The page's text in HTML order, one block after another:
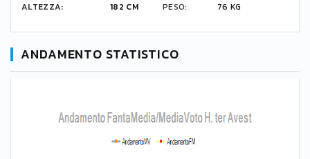
ALTEZZA:
182 CM PESO: 76 KG
ANDAMENTO STATISTICO